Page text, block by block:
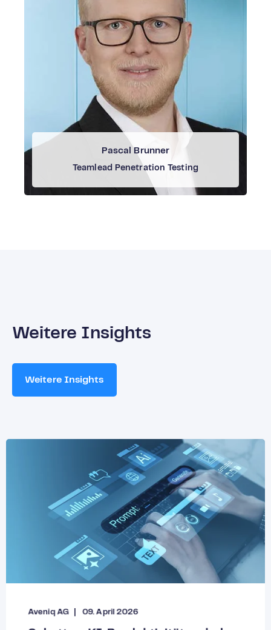
Termin buchen →
Pascal Brunner
Teamlead Penetration Testing
Weitere Insights
Weitere Insights
Aveniq AG 09. April 2026